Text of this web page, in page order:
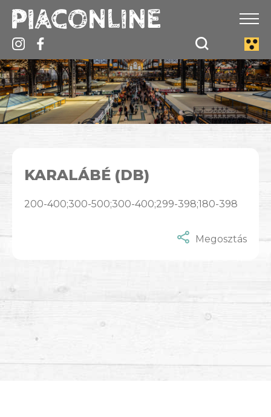
KARALÁBÉ (DB)
200-400;300-500;300-400;299-398;180-398
Megosztás